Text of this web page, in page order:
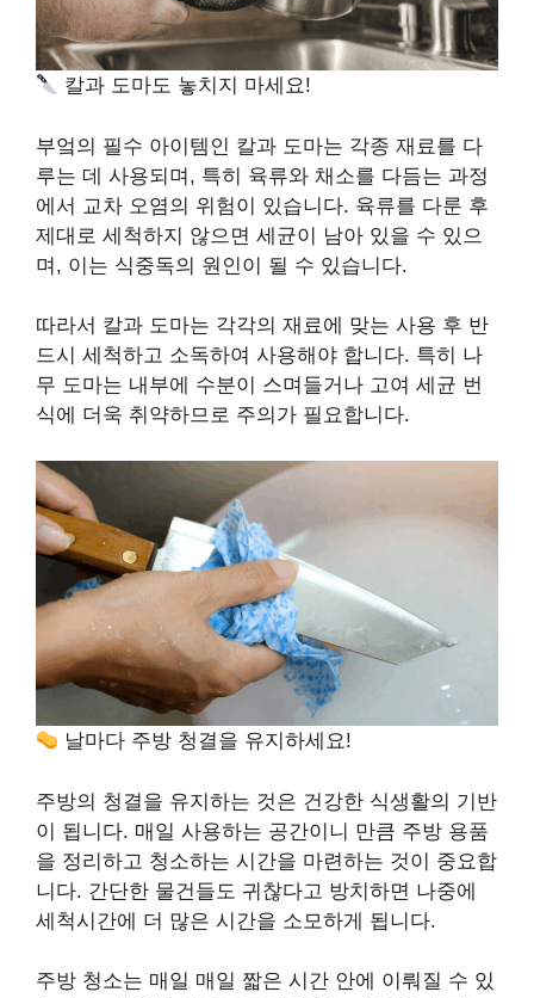
칼과 도마도 놓치지 마세요!
부엌의 필수 아이템인 칼과 도마는 각종 재료를 다
루는 데 사용되며, 특히 육류와 채소를 다듬는 과정
에서 교차 오염의 위험이 있습니다. 육류를 다룬 후
제대로 세척하지 않으면 세균이 남아 있을 수 있으
며, 이는 식중독의 원인이 될 수 있습니다.
따라서 칼과 도마는 각각의 재료에 맞는 사용 후 반
드시 세척하고 소독하여 사용해야 합니다. 특히 나
무 도마는 내부에 수분이 스며들거나 고여 세균 번
식에 더욱 취약하므로 주의가 필요합니다.
날마다 주방 청결을 유지하세요!
주방의 청결을 유지하는 것은 건강한 식생활의 기반
이 됩니다. 매일 사용하는 공간이니 만큼 주방 용품
을 정리하고 청소하는 시간을 마련하는 것이 중요합
니다. 간단한 물건들도 귀찮다고 방치하면 나중에
세척시간에 더 많은 시간을 소모하게 됩니다.
주방 청소는 매일 매일 짧은 시간 안에 이뤄질 수 있